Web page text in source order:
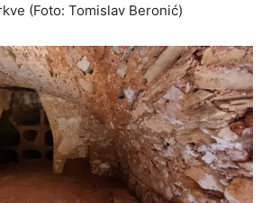
(Foto: Tomislav Beronić)